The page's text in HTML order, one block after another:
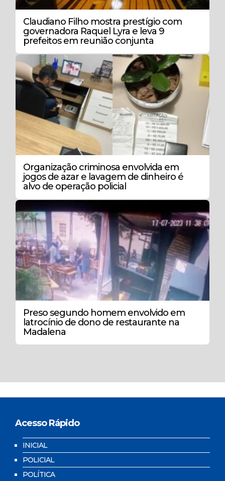
Claudiano Filho mostra prestígio com
governadora Raquel Lyra e leva 9
prefeitos em reunião conjunta
Organização criminosa envolvida em
jogos de azar e lavagem de dinheiro é
alvo de operação policial
Preso segundo homem envolvido em
latrocínio de dono de restaurante na
Madalena
Acesso Rápido
INICIAL
POLICIAL
POLÍTICA